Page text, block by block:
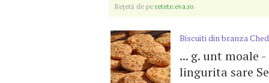
Reţetă de pe retete.eva.ro
Biscuiti din branza
... g. unt moale
lingurita sare